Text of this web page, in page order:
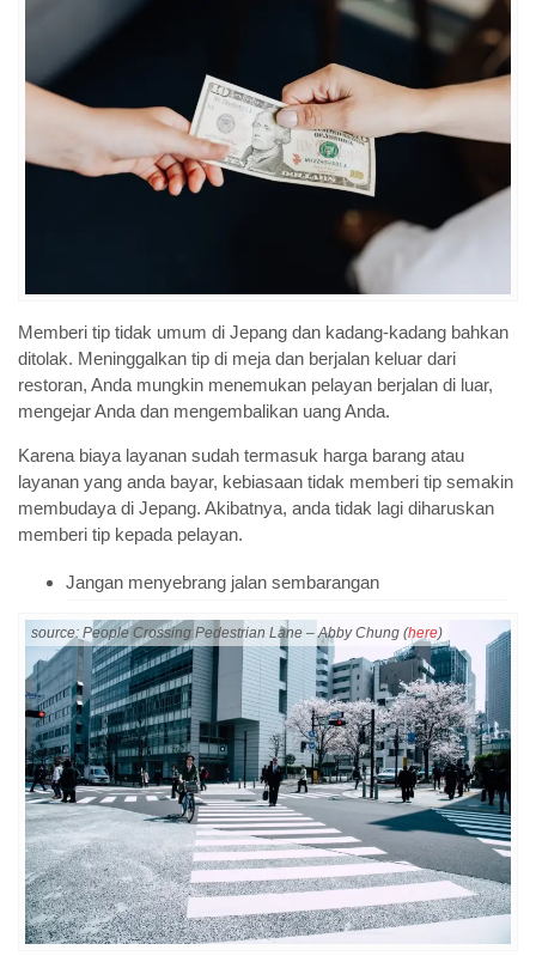
Memberi tip tidak umum di Jepang dan kadang-kadang bahkan
ditolak. Meninggalkan tip di meja dan berjalan keluar dari
restoran, Anda mungkin menemukan pelayan berjalan di luar,
mengejar Anda dan mengembalikan uang Anda.
Karena biaya layanan sudah termasuk harga barang atau
layanan yang anda bayar, kebiasaan tidak memberi tip semakin
membudaya di Jepang. Akibatnya, anda tidak lagi diharuskan
memberi tip kepada pelayan.
Jangan menyebrang jalan sembarangan
source: People Crossing Pedestrian Lane – Abby Chung (here)